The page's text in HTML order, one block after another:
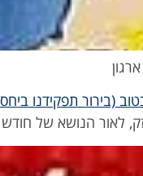
לאור הנושא של